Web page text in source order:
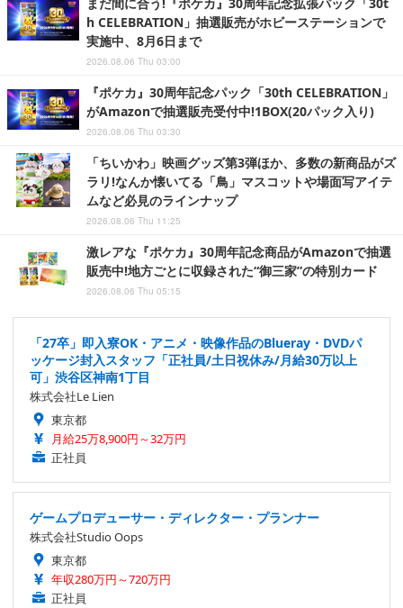
h CELEBRATION」抽選販売がホビーステーションで
実施中、8月6日まで
2026.08.06 Thu 03:00
『ポケカ』30周年記念パック「30th CELEBRATION」
がAmazonで抽選販売受付中!1BOX(20パック入り)
2026.08.06 Thu 03:30
「ちいかわ」映画グッズ第3弾ほか、多数の新商品がズ
ラリ!なんか懐いてる「鳥」マスコットや場面写アイテ
ムなど必見のラインナップ
2026.08.06 Thu 11:25
激レアな『ポケカ』30周年記念商品がAmazonで抽選
販売中!地方ごとに収録された“御三家”の特別カード
2026.08.06 Thu 05:15
「27卒」即入寮OK・アニメ・映像作品のBlueray・DVDパ
ッケージ封入スタッフ「正社員/土日祝休み/月給30万以上
可」渋谷区神南1丁目
株式会社Le Lien
東京都
月給25万8,900円～32万円
正社員
ゲームプロデューサー・ディレクター・プランナー
株式会社Studio Oops
東京都
年収280万円～720万円
正社員